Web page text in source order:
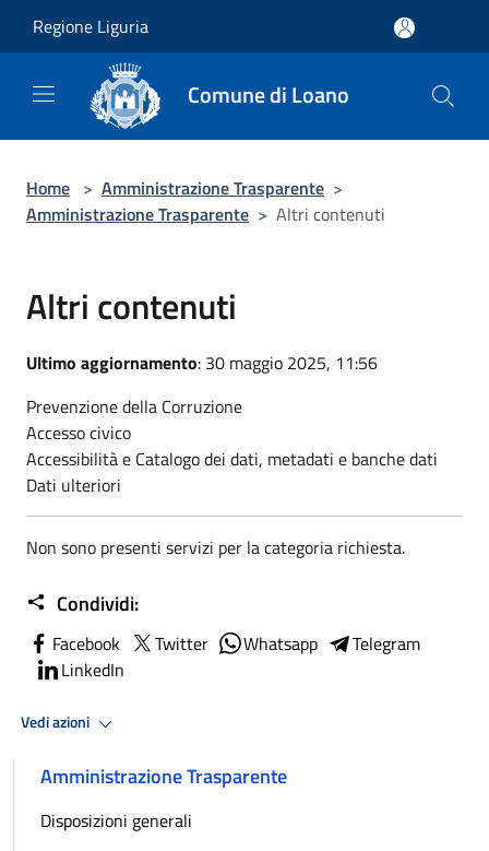
Regione Liguria
Comune di Loano
Home > Amministrazione Trasparente >
Amministrazione Trasparente > Altri contenuti
Altri contenuti
Ultimo aggiornamento: 30 maggio 2025, 11:56
Prevenzione della Corruzione
Accesso civico
Accessibilità e Catalogo dei dati, metadati e banche dati
Dati ulteriori
Non sono presenti servizi per la categoria richiesta.
Condividi:
Facebook Twitter Whatsapp
Telegram
LinkedIn
Vedi azioni
Amministrazione Trasparente
Disposizioni generali